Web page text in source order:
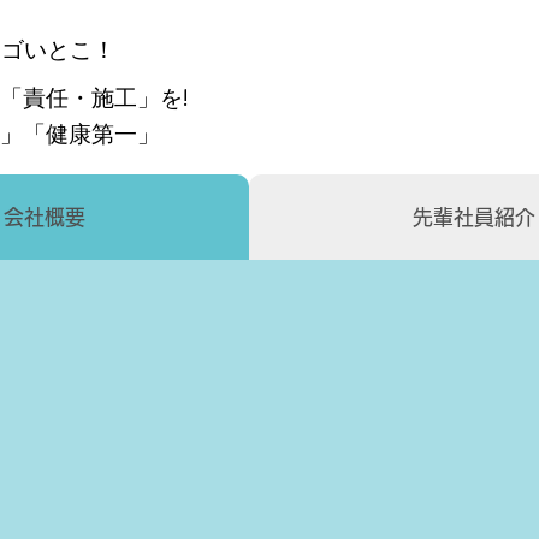
いとこ！
責任・施工」を!
「健康第一」
会社概要 先輩社員紹介